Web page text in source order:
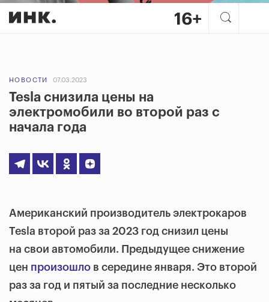
НОВОСТИ 07.03.2023
Tesla снизила цены на
электромобили во второй раз с
начала года
Американский производитель электрокаров
Tesla второй раз за 2023 год снизил цены
на свои автомобили. Предыдущее снижение
цен произошло в середине января. Это второй
раз за год и пятый за последние несколько